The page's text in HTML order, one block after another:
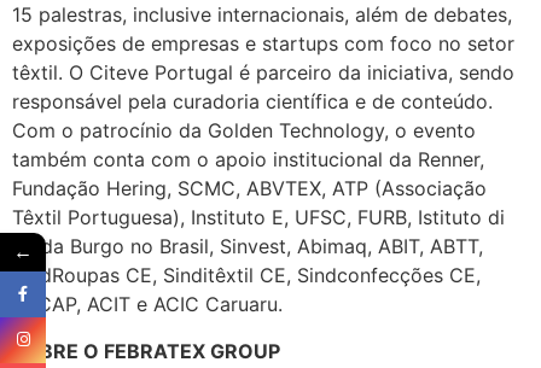
15 palestras, inclusive internacionais, além de debates,
exposições de empresas e startups com foco no setor
têxtil. O Citeve Portugal é parceiro da iniciativa, sendo
responsável pela curadoria científica e de conteúdo.
Com o patrocínio da Golden Technology, o evento
também conta com o apoio institucional da Renner,
Fundação Hering, SCMC, ABVTEX, ATP (Associação
Têxtil Portuguesa), Instituto E, UFSC, FURB, Istituto di
Moda Burgo no Brasil, Sinvest, Abimaq, ABIT, ABTT,
SindRoupas CE, Sinditêxtil CE, Sindconfecções CE,
ASCAP, ACIT e ACIC Caruaru.
SOBRE O FEBRATEX GROUP
←